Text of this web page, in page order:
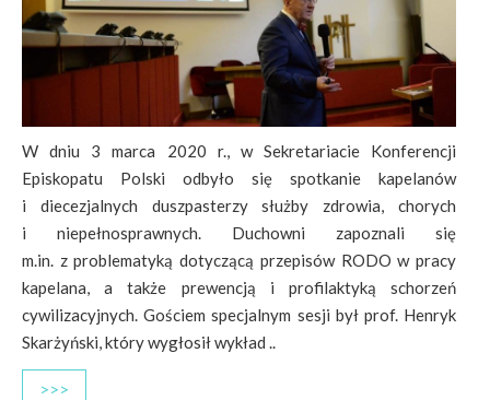
W dniu 3 marca 2020 r., w Sekretariacie Konferencji
Episkopatu Polski odbyło się spotkanie kapelanów
i diecezjalnych duszpasterzy służby zdrowia, chorych
i niepełnosprawnych. Duchowni zapoznali się
m.in. z problematyką dotyczącą przepisów RODO w pracy
kapelana, a także prewencją i profilaktyką schorzeń
cywilizacyjnych. Gościem specjalnym sesji był prof. Henryk
Skarżyński, który wygłosił wykład ..
>>>